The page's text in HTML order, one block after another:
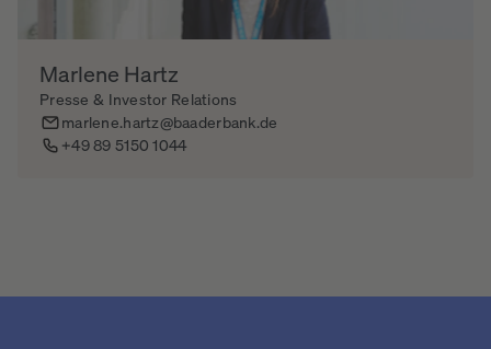
Marlene Hartz
Presse & Investor Relations
marlene.hartz@baaderbank.de
+49 89 5150 1044